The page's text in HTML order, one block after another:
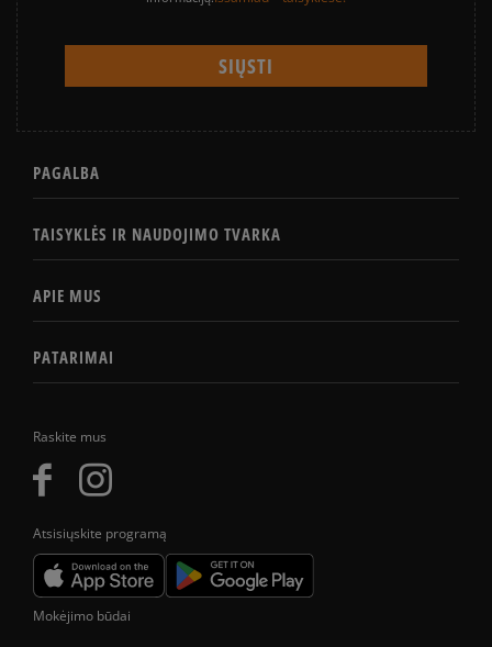
Raskite mus
Atsisiųskite programą
PAGALBA
TAISYKLĖS IR NAUDOJIMO TVARKA
APIE MUS
PATARIMAI
Mokėjimo būdai